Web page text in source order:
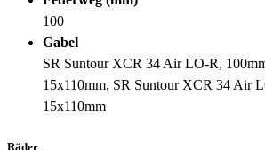
100
Gabel
SR Suntour XCR 34 Air LO-R,
15x110mm, SR Suntour XCR 34 Air
15x110mm
Räder